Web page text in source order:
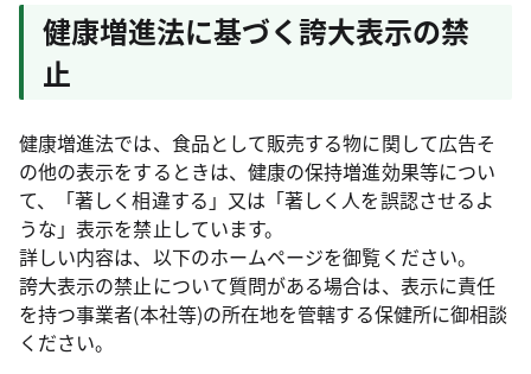
健康増進法に基づく誇大表示の禁
止
健康増進法では、食品として販売する物に関して広告そ
の他の表示をするときは、健康の保持増進効果等につい
て、「著しく相違する」又は「著しく人を誤認させるよ
うな」表示を禁止しています。
詳しい内容は、以下のホームページを御覧ください。
誇大表示の禁止について質問がある場合は、表示に責任
を持つ事業者(本社等)の所在地を管轄する保健所に御相談
ください。